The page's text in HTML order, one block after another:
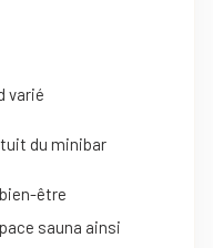
varié
du minibar
être
sauna ainsi